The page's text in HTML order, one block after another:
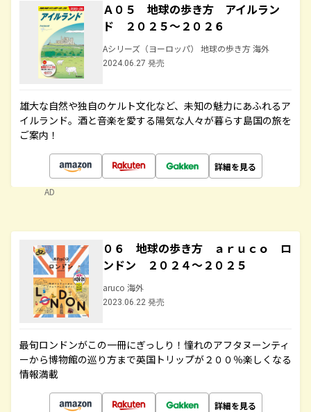
Ａ０５ 地球の歩き方 アイルラン
ド ２０２５～２０２６
Aシリーズ（ヨーロッパ） 地球の歩き方 海外
2024.06.27 発売
雄大な自然や独自のケルト文化など、未知の魅力にあふれるア
イルランド。酒と音楽を愛する陽気な人々が暮らす島国の旅を
ご案内！
詳細を見る
AD
０６ 地球の歩き方 ａｒｕｃｏ ロ
ンドン ２０２４～２０２５
aruco 海外
2023.06.22 発売
最旬ロンドンがこの一冊にぎっしり！憧れのアフタヌーンティ
ーから博物館の巡り方まで英国トリップが２００％楽しくなる
情報満載
詳細を見る